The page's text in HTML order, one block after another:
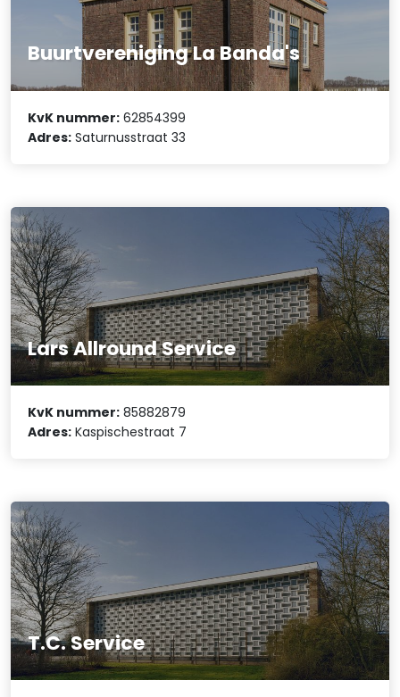
Buurtvereniging La Banda's
KvK nummer: 62854399
Adres: Saturnusstraat 33
Lars Allround Service
KvK nummer: 85882879
Adres: Kaspischestraat 7
T.C. Service